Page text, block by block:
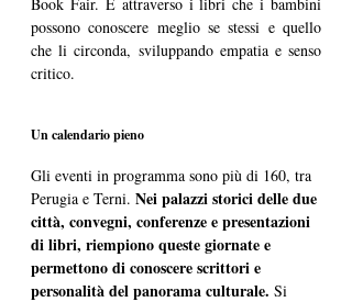
Book Fair. È attraverso i libri che i bambini
possono conoscere meglio se stessi e quello
che li circonda, sviluppando empatia e senso
critico.
Un calendario pieno
Gli eventi in programma sono più di 160, tra
Perugia e Terni. Nei palazzi storici delle due
città, convegni, conferenze e presentazioni
di libri, riempiono queste giornate e
permettono di conoscere scrittori e
personalità del panorama culturale. Si